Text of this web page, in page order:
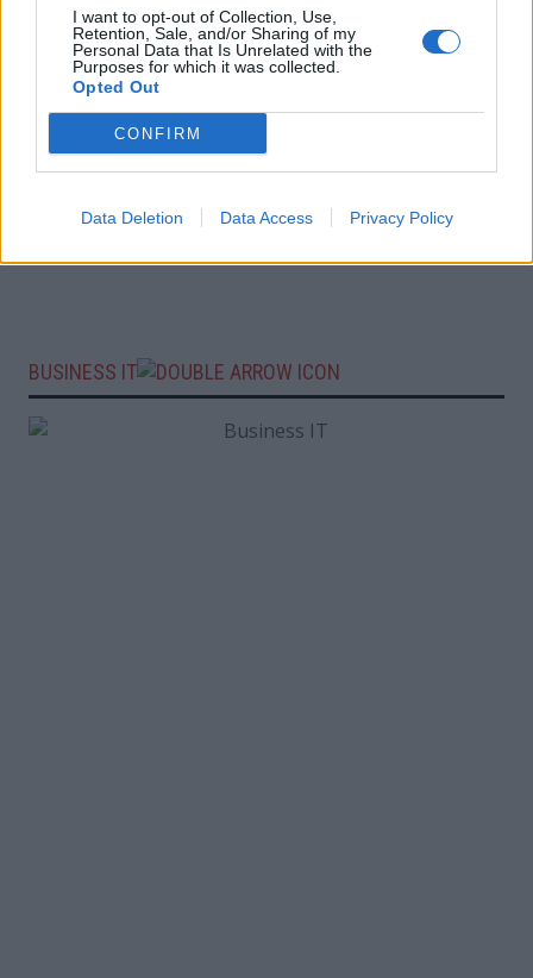
I want to opt-out of Collection, Use,
Retention, Sale, and/or Sharing of my
Personal Data that Is Unrelated with the
Purposes for which it was collected.
Opted Out
CONFIRM
Data Deletion Data Access Privacy Policy
BUSINESS IT